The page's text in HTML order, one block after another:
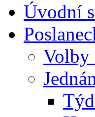
Úvodní
Volby